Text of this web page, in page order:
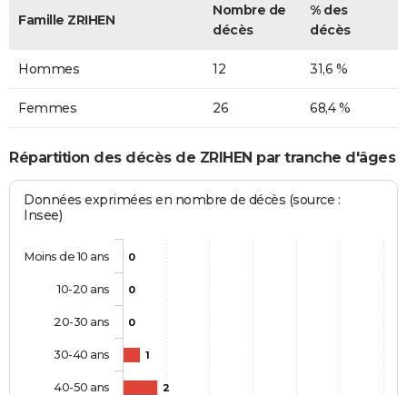
Famille ZRIHEN
Nombre de
décès
% des
décès
Hommes 12 31,6 %
Femmes 26 68,4 %
Répartition des décès de ZRIHEN par tranche d'âges
Données exprimées en nombre de décès (source :
Insee)
0
0
0
1
2
Moins de 10 ans
10-20 ans
20-30 ans
30-40 ans
40-50 ans